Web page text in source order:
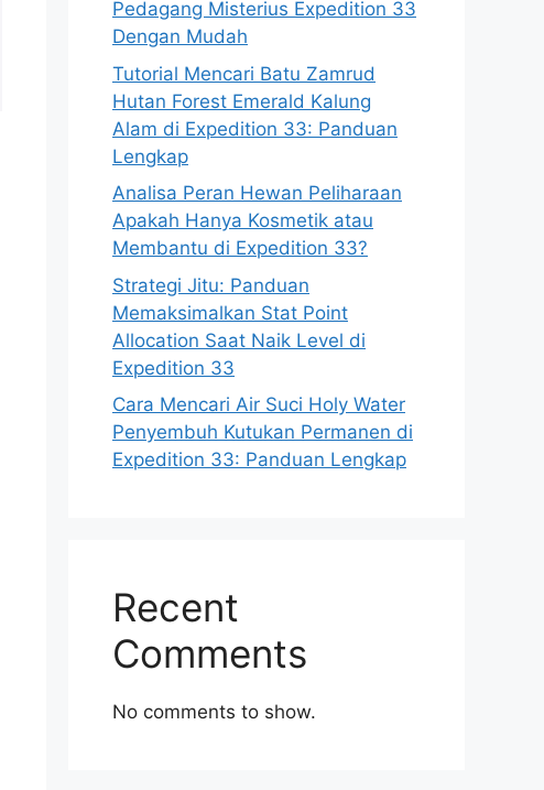
Pedagang Misterius Expedition 33
Dengan Mudah
Tutorial Mencari Batu Zamrud
Hutan Forest Emerald Kalung
Alam di Expedition 33: Panduan
Lengkap
Analisa Peran Hewan Peliharaan
Apakah Hanya Kosmetik atau
Membantu di Expedition 33?
Strategi Jitu: Panduan
Memaksimalkan Stat Point
Allocation Saat Naik Level di
Expedition 33
Cara Mencari Air Suci Holy Water
Penyembuh Kutukan Permanen di
Expedition 33: Panduan Lengkap
Recent
Comments
No comments to show.